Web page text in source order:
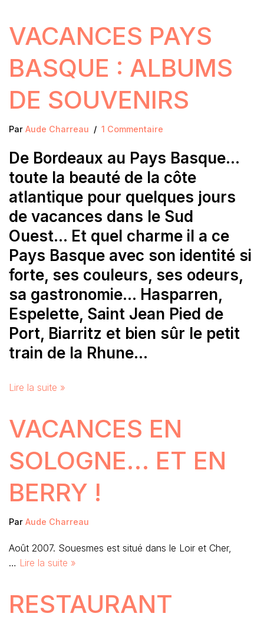
VACANCES PAYS
BASQUE : ALBUMS
DE SOUVENIRS
Par Aude Charreau 1 Commentaire
De Bordeaux au Pays Basque…
toute la beauté de la côte
atlantique pour quelques jours
de vacances dans le Sud
Ouest… Et quel charme il a ce
Pays Basque avec son identité si
forte, ses couleurs, ses odeurs,
sa gastronomie… Hasparren,
Espelette, Saint Jean Pied de
Port, Biarritz et bien sûr le petit
train de la Rhune…
Lire la suite »
VACANCES EN
SOLOGNE… ET EN
BERRY !
Par Aude Charreau
Août 2007. Souesmes est situé dans le Loir et Cher,
… Lire la suite »
RESTAURANT